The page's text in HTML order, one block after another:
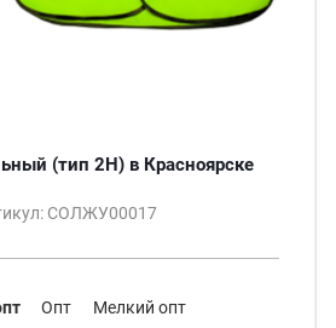
(тип 2Н) в Красноярске
СОЛЖУ00017
Опт Мелкий опт